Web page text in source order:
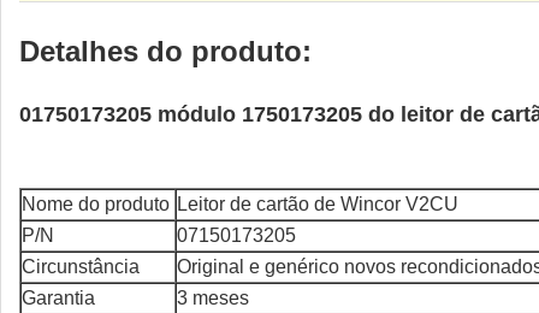
Detalhes do produto:
01750173205 módulo 1750173205 do leitor de
Nome do produto Leitor de cartão de Wincor V2CU
P/N
07150173205
Circunstância
Original e genérico novos
Garantia
3 meses